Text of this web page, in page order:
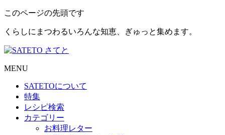
このページの先頭です
くらしにまつわるいろんな知恵、ぎゅっと集めます。
MENU
SATETOについて
特集
レシピ検索
カテゴリー
お料理レター